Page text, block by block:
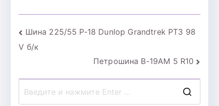
Навигация
по
записям
Шина 225/55 Р-18 Dunlop Grandtrek PT3 98
V б/к
Петрошина В-19АМ 5 R10